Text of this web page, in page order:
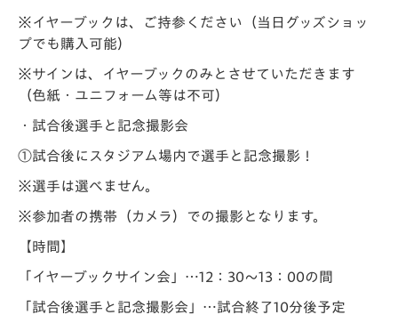
※イヤーブックは、ご持参ください（当日グッズショッ
プでも購入可能）
※サインは、イヤーブックのみとさせていただきます
（色紙・ユニフォーム等は不可）
・試合後選手と記念撮影会
①試合後にスタジアム場内で選手と記念撮影！
※選手は選べません。
※参加者の携帯（カメラ）での撮影となります。
【時間】
「イヤーブックサイン会」…12：30～13：00の間
「試合後選手と記念撮影会」…試合終了10分後予定